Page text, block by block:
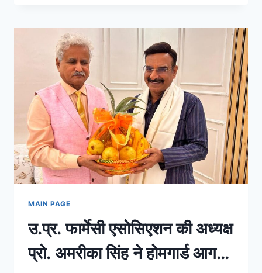
की
ताजा
खबरें,
देश-
दुनिया,
बिजनेस
और
खेल
के
बड़े
अपडेट्स
|
INDIAPRIMETV
MAIN PAGE
उ.प्र. फार्मेसी एसोसिएशन की अध्यक्ष
प्रो. अमरीका सिंह ने होमगार्ड आगरा